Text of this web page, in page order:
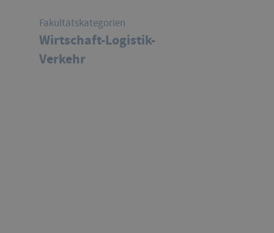
Fakultätskategorien
Wirtschaft-Logistik-
Verkehr